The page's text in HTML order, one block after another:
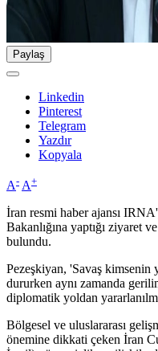
Paylaş
Linkedin
Pinterest
Telegram
Yazdır
Kopyala
A- A+
İran resmi haber ajansı
Bakanlığına yaptığı ziyaret
bulundu.
Pezeşkiyan, 'Savaş kimsenin
dururken aynı zamanda
diplomatik yoldan
Bölgesel ve uluslararası
önemine dikkati çeken İran